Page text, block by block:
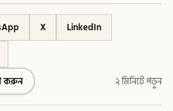
X
LinkedIn
করুন
২ মিনিটে পড়ুন